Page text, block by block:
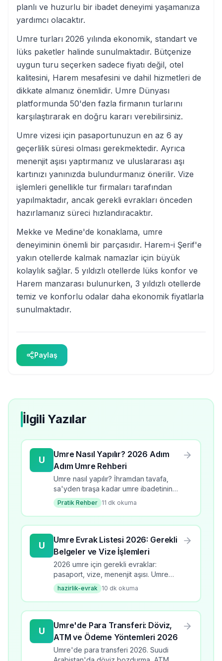
planlı ve huzurlu bir ibadet deneyimi yaşamanıza
yardımcı olacaktır.
Umre turları 2026 yılında ekonomik, standart ve
lüks paketler halinde sunulmaktadır. Bütçenize
uygun turu seçerken sadece fiyatı değil, otel
kalitesini, Harem mesafesini ve dahil hizmetleri de
dikkate almanız önemlidir. Umre Dünyası
platformunda 50'den fazla firmanın turlarını
karşılaştırarak en doğru kararı verebilirsiniz.
Umre vizesi için pasaportunuzun en az 6 ay
geçerlilik süresi olması gerekmektedir. Ayrıca
menenjit aşısı yaptırmanız ve uluslararası aşı
kartınızı yanınızda bulundurmanız önerilir. Vize
işlemleri genellikle tur firmaları tarafından
yapılmaktadır, ancak gerekli evrakları önceden
hazırlamanız süreci hızlandıracaktır.
Mekke ve Medine'de konaklama, umre
deneyiminin önemli bir parçasıdır. Harem-i Şerif'e
yakın otellerde kalmak namazlar için büyük
kolaylık sağlar. 5 yıldızlı otellerde lüks konfor ve
Harem manzarası bulunurken, 3 yıldızlı otellerde
temiz ve konforlu odalar daha ekonomik fiyatlarla
sunulmaktadır.
Paylaş
İlgili Yazılar
U
Umre Nasıl Yapılır? 2026 Adım
Adım Umre Rehberi
Umre nasıl yapılır? İhramdan tavafa,
sa'yden tıraşa kadar umre ibadetinin
tüm adımlarını öğrenin. 2026 güncel
bilgilerle kapsamlı rehber.
Pratik Rehber 11 dk okuma
U
Umre Evrak Listesi 2026: Gerekli
Belgeler ve Vize İşlemleri
2026 umre için gerekli evraklar:
pasaport, vize, menenjit aşısı. Umre
evrak listesi, başvuru süreci, kontrol
listesi ve dikkat edilmesi gerekenler.
hazirlik-evrak 10 dk okuma
U
Umre'de Para Transferi: Döviz,
ATM ve Ödeme Yöntemleri 2026
Umre'de para transferi 2026. Suudi